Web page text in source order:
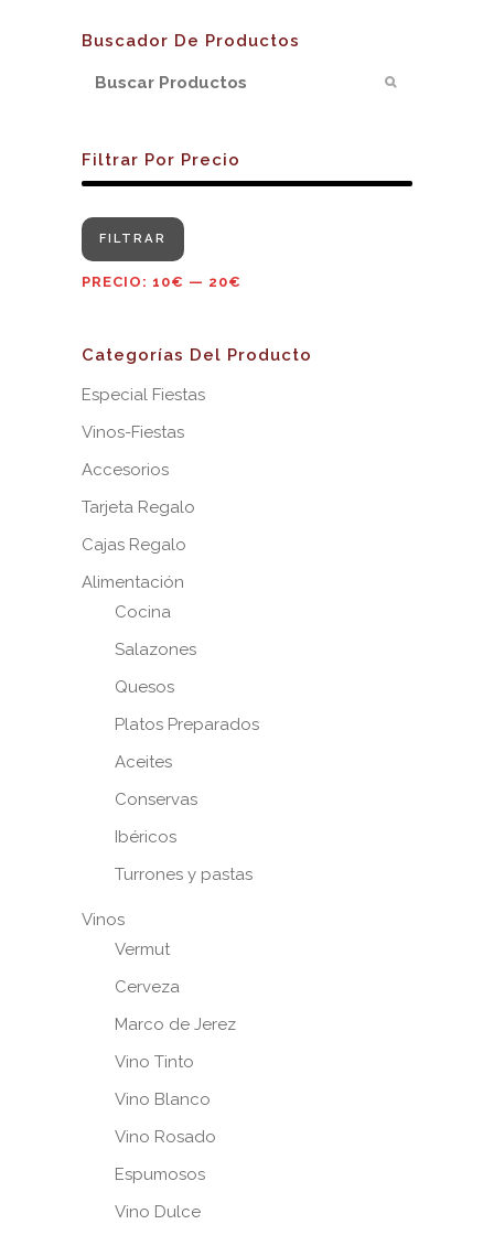
Buscador De Productos
Filtrar Por Precio
Precio
mínimo
Precio
máximo
FILTRAR
PRECIO: 10€ — 20€
Categorías Del Producto
Especial Fiestas
Vinos-Fiestas
Accesorios
Tarjeta Regalo
Cajas Regalo
Alimentación
Cocina
Salazones
Quesos
Platos Preparados
Aceites
Conservas
Ibéricos
Turrones y pastas
Vinos
Vermut
Cerveza
Marco de Jerez
Vino Tinto
Vino Blanco
Vino Rosado
Espumosos
Vino Dulce